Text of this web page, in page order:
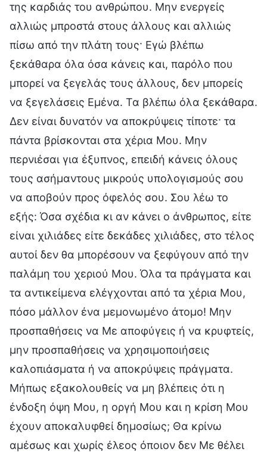
της καρδιάς του ανθρώπου. Μην ενεργείς
αλλιώς μπροστά στους άλλους και αλλιώς
πίσω από την πλάτη τους· Εγώ βλέπω
ξεκάθαρα όλα όσα κάνεις και, παρόλο που
μπορεί να ξεγελάς τους άλλους, δεν μπορείς
να ξεγελάσεις Εμένα. Τα βλέπω όλα ξεκάθαρα.
Δεν είναι δυνατόν να αποκρύψεις τίποτε· τα
πάντα βρίσκονται στα χέρια Μου. Μην
περνιέσαι για έξυπνος, επειδή κάνεις όλους
τους ασήμαντους μικρούς υπολογισμούς σου
να αποβούν προς όφελός σου. Σου λέω το
εξής: Όσα σχέδια κι αν κάνει ο άνθρωπος, είτε
είναι χιλιάδες είτε δεκάδες χιλιάδες, στο τέλος
αυτοί δεν θα μπορέσουν να ξεφύγουν από την
παλάμη του χεριού Μου. Όλα τα πράγματα και
τα αντικείμενα ελέγχονται από τα χέρια Μου,
πόσο μάλλον ένα μεμονωμένο άτομο! Μην
προσπαθήσεις να Με αποφύγεις ή να κρυφτείς,
μην προσπαθήσεις να χρησιμοποιήσεις
καλοπιάσματα ή να αποκρύψεις πράγματα.
Μήπως εξακολουθείς να μη βλέπεις ότι η
ένδοξη όψη Μου, η οργή Μου και η κρίση Μου
έχουν αποκαλυφθεί δημοσίως; Θα κρίνω
αμέσως και χωρίς έλεος όποιον δεν Με θέλει